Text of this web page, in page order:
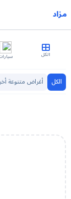
مزاد
الكل
الكل أغراض متنوعة